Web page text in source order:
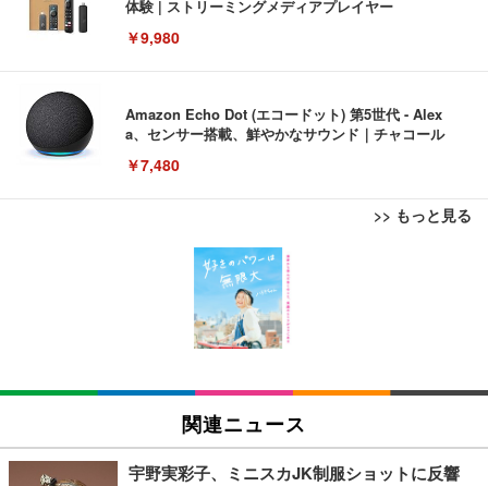
体験 | ストリーミングメディアプレイヤー
￥9,980
Amazon Echo Dot (エコードット) 第5世代 - Alex
a、センサー搭載、鮮やかなサウンド｜チャコール
￥7,480
>> もっと見る
[EdoErgo] オフィスチェア 椅子 テレワーク 疲れな
い 跳ね上げ式アームレスト コンパクト 約105度ロッ
キング pc 事務椅子 360度回転 座面昇降 強化ナイロ
ン樹脂ベース 通気性メッシュ 在宅ワーク H-WY01
(黒網+黒枠+黒足)
SIHOO B100 オフィスチェア／デスクチェア メッシ
ュチェア 人間工学 疲れない ブラック
￥27,999
EIZO ビジネス向けプレミアムモニター | FlexScan
EV3240X-WT | 31.5型4K UHD・USB Type-C・ホワ
￥105,595
EIZO ビジネス向けプレミアムモニター | FlexScan
￥109,572
Amazonベーシック ペットシーツ 薄型 レギュラー 1
回使い捨て 無香料 ホワイト 300枚
Amazonベーシック ペットシーツ 厚型 ワイド 42枚
x2袋(84枚) ホワイト(吸収面:ライトブルー)
￥3,234
関連ニュース
宇野実彩子、ミニスカJK制服ショットに反響